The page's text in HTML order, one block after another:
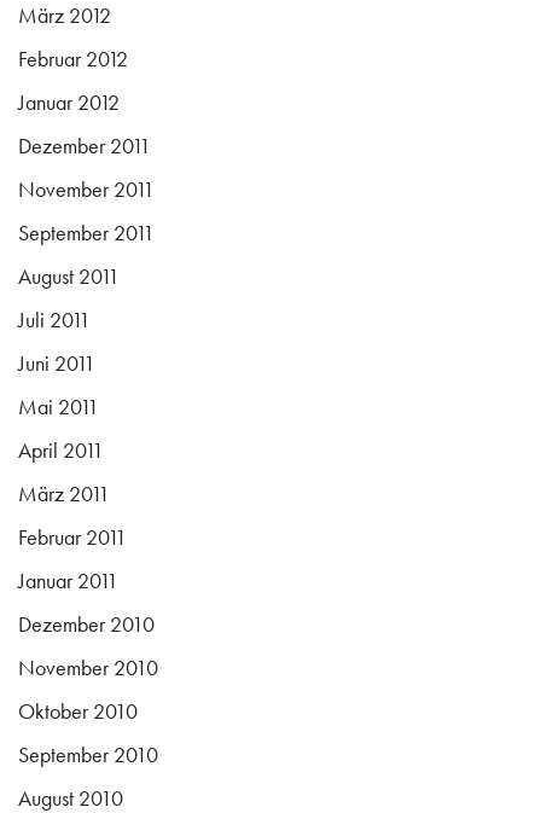
März 2012
Februar 2012
Januar 2012
Dezember 2011
November 2011
September 2011
August 2011
Juli 2011
Juni 2011
Mai 2011
April 2011
März 2011
Februar 2011
Januar 2011
Dezember 2010
November 2010
Oktober 2010
September 2010
August 2010